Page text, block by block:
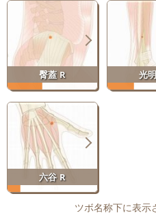
臀蓋 R 光
六谷 R
ツボ名称下に表示